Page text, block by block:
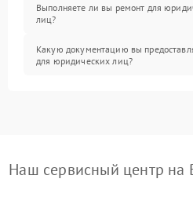
Выполняете ли вы ремонт для
лиц?
Какую документацию вы
для юридических лиц?
Наш сервисный центр на